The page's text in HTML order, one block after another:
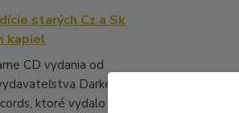
starých Cz a Sk
kapiel
CD vydania od
Darker Than
ktoré vydalo množstvo